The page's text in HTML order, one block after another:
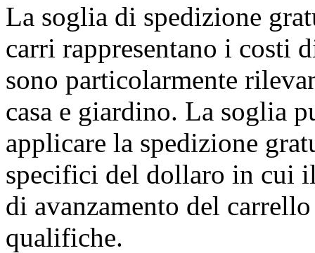
La soglia di spedizione
carri rappresentano i costi
sono particolarmente
casa e giardino. La soglia
applicare la spedizione
specifici del dollaro in cui
di avanzamento del
qualifiche.